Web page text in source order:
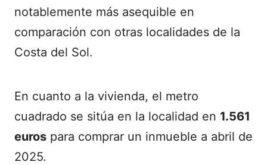
notablemente más asequible en
comparación con otras localidades de la
Costa del Sol.
En cuanto a la vivienda, el metro
cuadrado se sitúa en la localidad en 1.561
euros para comprar un inmueble a abril de
2025.